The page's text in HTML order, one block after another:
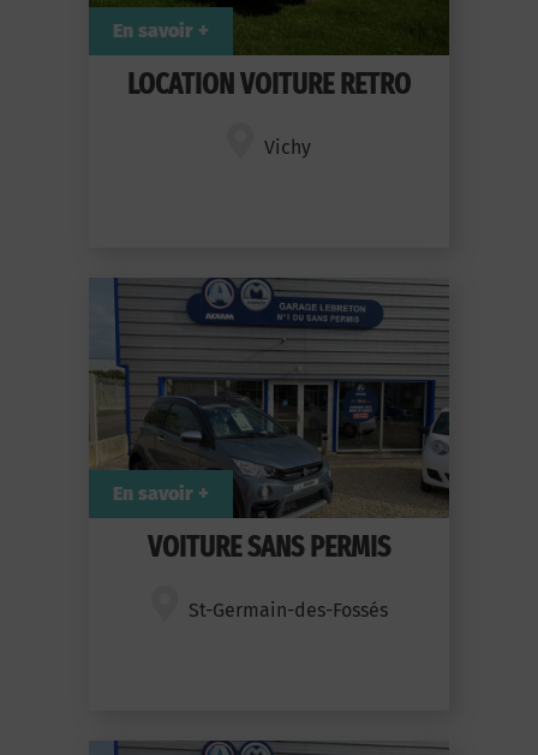
LOCATION VOITURE RETRO
Vichy
En savoir +
VOITURE SANS PERMIS
St-Germain-des-Fossés
En savoir +